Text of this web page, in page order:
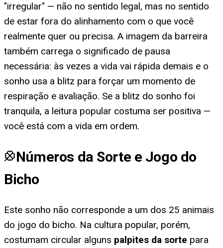
"irregular" — não no sentido legal, mas no sentido
de estar fora do alinhamento com o que você
realmente quer ou precisa. A imagem da barreira
também carrega o significado de pausa
necessária: às vezes a vida vai rápida demais e o
sonho usa a blitz para forçar um momento de
respiração e avaliação. Se a blitz do sonho foi
tranquila, a leitura popular costuma ser positiva —
você está com a vida em ordem.
Números da Sorte e Jogo do
Bicho
Este sonho não corresponde a um dos 25 animais
do jogo do bicho. Na cultura popular, porém,
costumam circular alguns palpites da sorte para